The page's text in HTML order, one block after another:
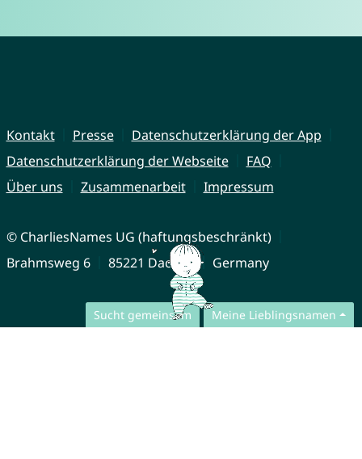
Sucht gemeinsam Meine Lieblingsnamen
Kontakt Presse
Datenschutzerklärung der App
Datenschutzerklärung der Webseite
FAQ
Über uns
Zusammenarbeit Impressum
© CharliesNames UG (haftungsbeschränkt)
Brahmsweg 6
85221 Dachau Germany